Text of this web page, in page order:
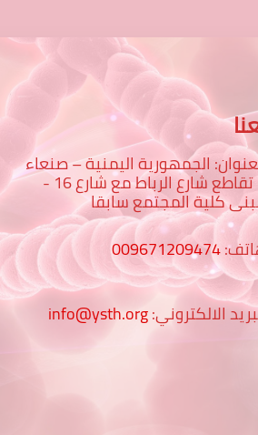
الجمهورية اليمنية – صنعاء
– تقاطع شارع الرباط مع شارع 16 -
كلية المجتمع سابقا
009671209474
الالكتروني:info@ysth.org